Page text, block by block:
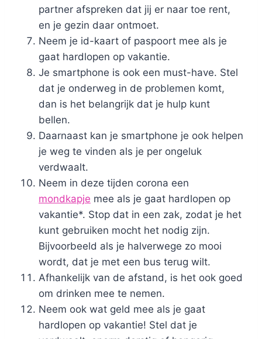
partner afspreken dat jij er naar toe rent,
en je gezin daar ontmoet.
Neem je id-kaart of paspoort mee als je
gaat hardlopen op vakantie.
Je smartphone is ook een must-have. Stel
dat je onderweg in de problemen komt,
dan is het belangrijk dat je hulp kunt
bellen.
Daarnaast kan je smartphone je ook helpen
je weg te vinden als je per ongeluk
verdwaalt.
Neem in deze tijden corona een
mondkapje mee als je gaat hardlopen op
vakantie*. Stop dat in een zak, zodat je het
kunt gebruiken mocht het nodig zijn.
Bijvoorbeeld als je halverwege zo mooi
wordt, dat je met een bus terug wilt.
Afhankelijk van de afstand, is het ook goed
om drinken mee te nemen.
Neem ook wat geld mee als je gaat
hardlopen op vakantie! Stel dat je